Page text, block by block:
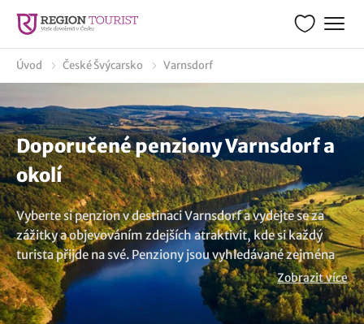
Úvod České Švýcarsko Varnsdorf
Doporučené penziony Varnsdorf a
okolí
Vyberte si penzion v destinaci Varnsdorf a vydejte se za
zážitky a objevováním zdejších atraktivit, kde si každý
turista přijde na své. Penziony jsou vyhledávané zejména
pro svou cenovou přívětivost a pohodlí, které ocení jak
jednotlivci, páry, tak i rodiny s dětmi. Celá řada penzionů se
vyznačuje nejen rodinnou atmosférou s výborným
Zobrazit více